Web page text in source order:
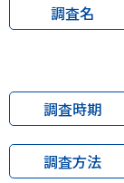
調査名
調査時期
調査方法